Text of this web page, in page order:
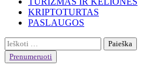
KRIPTOTURTAS
PASLAUGOS
Ieškoti:
Prenumeruoti